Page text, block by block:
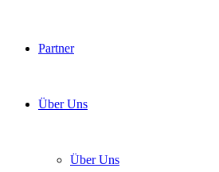
Partner
Über Uns
Über Uns